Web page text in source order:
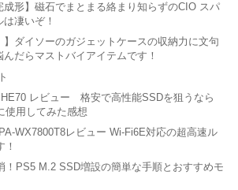
成形】磁石でまとまる絡まり知らずのCIO スパ
凄いぞ！
】ダイソーのガジェットケースの収納力に文句
だらマストバイアイテムです！
レビュー 格安で高性能SSDを狙うなら
使用してみた感想
WX7800T8レビュー Wi-Fi6E対応の超高速ル
！PS5 M.2 SSD増設の簡単な手順とおすすめモ